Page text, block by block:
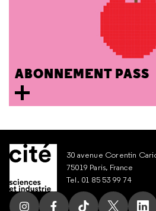
ABONNEMENT PASS
30 avenue Corentin
75019 Paris, France
Tel. 01 85 53 99 74